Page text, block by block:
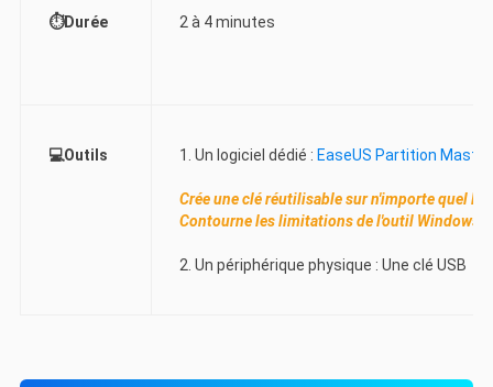
⏱️Durée 2 à 4 minutes
💻Outils 1. Un logiciel dédié : EaseUS Partition Master
Crée une clé réutilisable sur n'importe quel
Contourne les limitations de l'outil Windows.
2. Un périphérique physique : Une clé USB